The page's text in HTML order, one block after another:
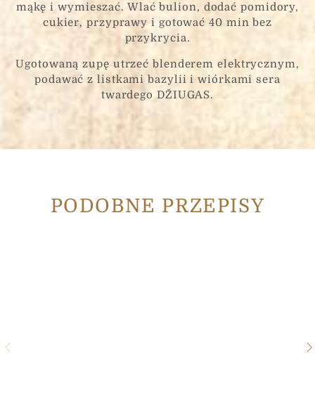
mąkę i wymieszać. Wlać bulion, dodać pomidory,
cukier, przyprawy i gotować 40 min bez
przykrycia.
Ugotowaną zupę utrzeć blenderem elektrycznym,
podawać z listkami bazylii i wiórkami sera
twardego DŽIUGAS.
PODOBNE PRZEPISY